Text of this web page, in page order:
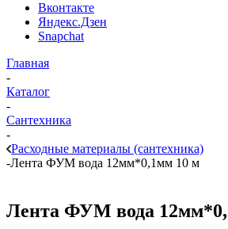
Вконтакте
Яндекс.Дзен
Snapchat
Главная
-
Каталог
-
Сантехника
-
Расходные материалы (сантехника)
-Лента ФУМ вода 12мм*0,1мм 10 м
Лента ФУМ вода